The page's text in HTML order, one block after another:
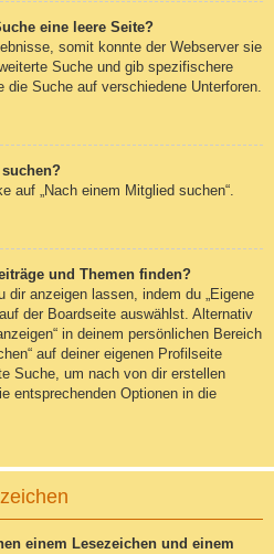
eine leere Seite?
somit konnte der Webserver sie
Suche und gib spezifischere
die Suche auf verschiedene Unterforen.
auf „Nach einem Mitglied suchen“.
und Themen finden?
dir anzeigen lassen, indem du „Eigene
der Boardseite auswählst. Alternativ
in deinem persönlichen Bereich
auf deiner eigenen Profilseite
Suche, um nach von dir erstellen
entsprechenden Optionen in die
einem Lesezeichen und einem